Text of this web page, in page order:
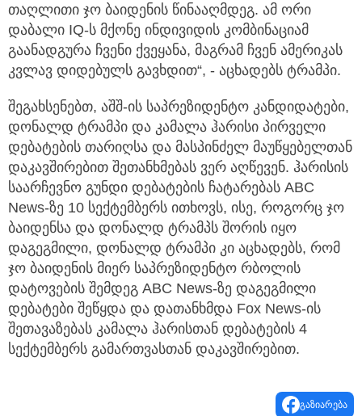
თაღლითი ჯო ბაიდენის წინააღმდეგ. ამ ორი
დაბალი IQ-ს მქონე ინდივიდის კომბინაციამ
გაანადგურა ჩვენი ქვეყანა, მაგრამ ჩვენ ამერიკას
კვლავ დიდებულს გავხდით“, - აცხადებს ტრამპი.
შეგახსენებთ, აშშ-ის საპრეზიდენტო კანდიდატები,
დონალდ ტრამპი და კამალა ჰარისი პირველი
დებატების თარიღსა და მასპინძელ მაუწყებელთან
დაკავშირებით შეთანხმებას ვერ აღწევენ. ჰარისის
საარჩევნო გუნდი დებატების ჩატარებას ABC
News-ზე 10 სექტემბერს ითხოვს, ისე, როგორც ჯო
ბაიდენსა და დონალდ ტრამპს შორის იყო
დაგეგმილი, დონალდ ტრამპი კი აცხადებს, რომ
ჯო ბაიდენის მიერ საპრეზიდენტო რბოლის
დატოვების შემდეგ ABC News-ზე დაგეგმილი
დებატები შეწყდა და დათანხმდა Fox News-ის
შეთავაზებას კამალა ჰარისთან დებატების 4
სექტემბერს გამართვასთან დაკავშირებით.
გაზიარება